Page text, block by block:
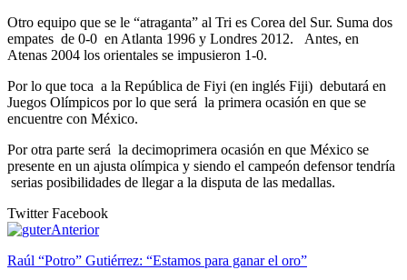
Otro equipo que se le “atraganta” al Tri es Corea del Sur. Suma dos
empates de 0-0 en Atlanta 1996 y Londres 2012. Antes, en
Atenas 2004 los orientales se impusieron 1-0.
Por lo que toca a la República de Fiyi (en inglés Fiji) debutará en
Juegos Olímpicos por lo que será la primera ocasión en que se
encuentre con México.
Por otra parte será la decimoprimera ocasión en que México se
presente en un ajusta olímpica y siendo el campeón defensor tendría
serias posibilidades de llegar a la disputa de las medallas.
TwitterFacebook
Anterior
Raúl “Potro” Gutiérrez: “Estamos para ganar el oro”